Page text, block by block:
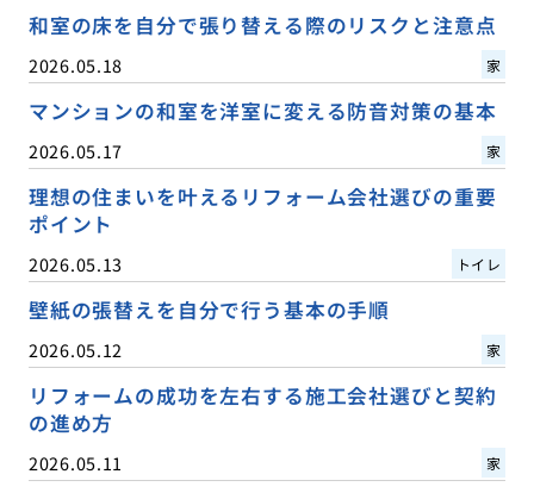
和室の床を自分で張り替える際のリスクと注意点
2026.05.18 家
マンションの和室を洋室に変える防音対策の基本
2026.05.17 家
理想の住まいを叶えるリフォーム会社選びの重要
ポイント
2026.05.13 トイレ
壁紙の張替えを自分で行う基本の手順
2026.05.12 家
リフォームの成功を左右する施工会社選びと契約
の進め方
2026.05.11 家